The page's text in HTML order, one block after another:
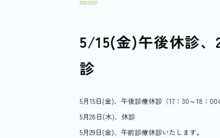
2026.05.01
5/15(金)午後休診
診
5月15日(金)、午後診療休診（17：30～18：
5月28日(木)、休診
5月29日(金)、午前診療休診いたします。